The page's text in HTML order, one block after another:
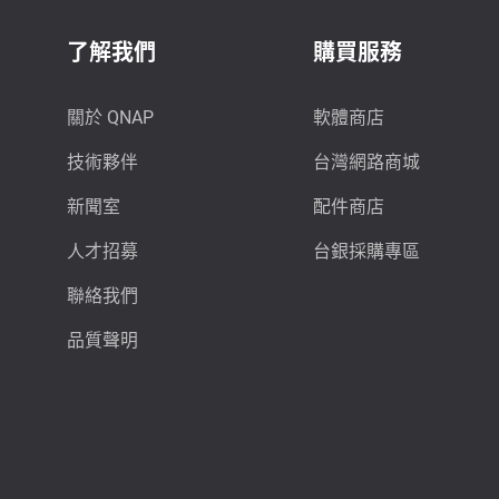
了解我們
關於 QNAP
技術夥伴
新聞室
人才招募
聯絡我們
品質聲明
購買服務
軟體商店
台灣網路商城
配件商店
台銀採購專區